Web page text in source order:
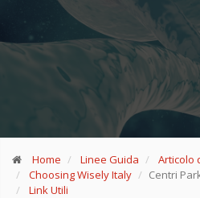
Home Linee Guida
Articolo
Choosing Wisely Italy
Centri
Link Utili